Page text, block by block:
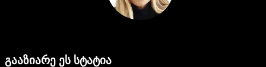
გააზიარე ეს სტატია